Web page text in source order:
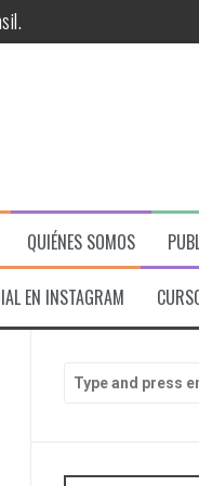
ECONOMICA Y
QUIÉNES SOMOS
EN INSTAGRAM
h